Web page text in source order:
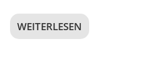
WEITERLESEN